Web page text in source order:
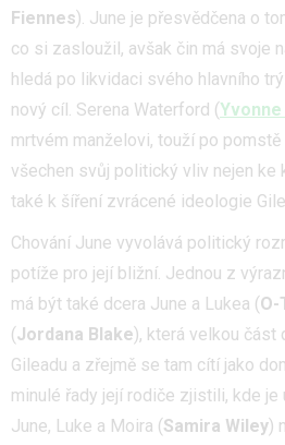
Fiennes). June je přesvědčena o
co si zasloužil, avšak čin má svoje
hledá po likvidaci svého hlavního
nový cíl. Serena Waterford (
mrtvém manželovi, touží po
všechen svůj politický vliv nejen ke
také k šíření zvrácené ideologie
Chování June vyvolává politický
potíže pro její bližní. Jednou z
má být také dcera June a Lukea (O-
(Jordana Blake), která velkou část
Gileadu a zřejmě se tam cítí jako
minulé řady její rodiče zjistili, kde je
June, Luke a Moira (Samira Wiley)